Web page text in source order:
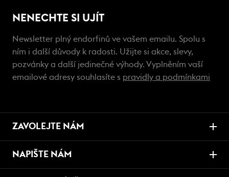
NENECHTE SI UJÍT
Newsletter plný endorfinů ve vašem emailu. Spolu s
ním i další důvody k radosti. Užijte si akce, slevy,
pozvánky a další jedinečné výhody. Vyplněním vaší
emailové adresy souhlasíte s pravidly a podmínkami
ZAVOLEJTE NÁM
NAPIŠTE NÁM